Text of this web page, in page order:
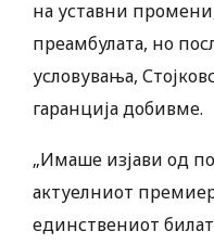
на уставни
преамбулата, но
условувања,
гаранција добивме.
„Имаше изјави од
актуелниот
единствениот